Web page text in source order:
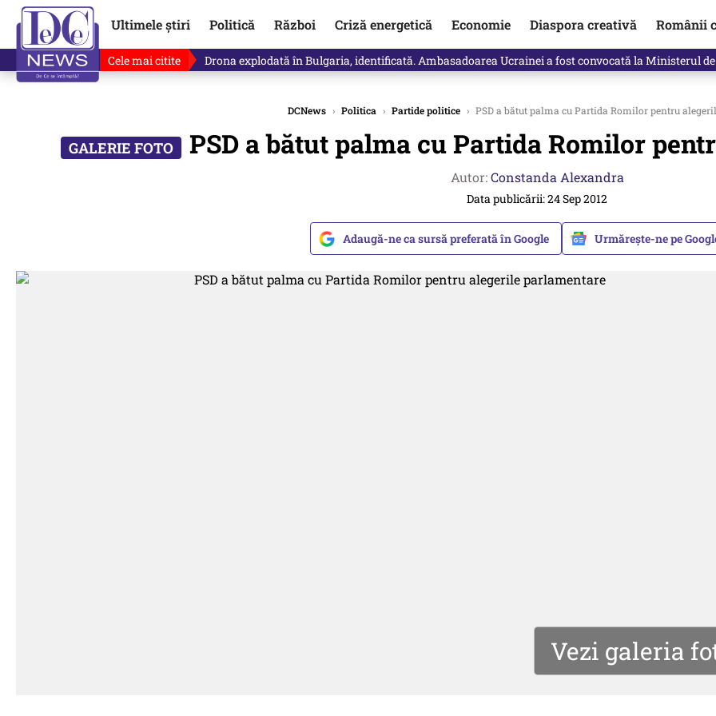
Ultimele știri Politică Război Criză energetică Economie Diaspora creativă Românii
Cele mai citite Horoscop 8 august 2026. Astrolog Daniela Simulescu, previziunile pentru toate zodiile
DCNews › Politica › Partide politice › PSD a bătut palma cu Partida Romilor pentru
PSD a bătut palma cu Partida Romilor
Autor:Constanda Alexandra
Data publicării: 24 Sep 2012
Adaugă-ne ca sursă preferată în Google Urmărește-ne pe
Vezi galeria